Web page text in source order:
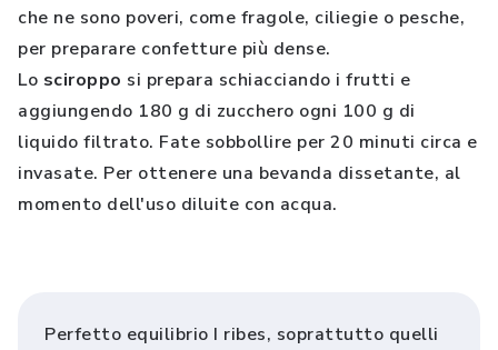
che ne sono poveri, come fragole, ciliegie o pesche,
per preparare confetture più dense.
Lo sciroppo si prepara schiacciando i frutti e
aggiungendo 180 g di zucchero ogni 100 g di
liquido filtrato. Fate sobbollire per 20 minuti circa e
invasate. Per ottenere una bevanda dissetante, al
momento dell'uso diluite con acqua.
Perfetto equilibrio I ribes, soprattutto quelli